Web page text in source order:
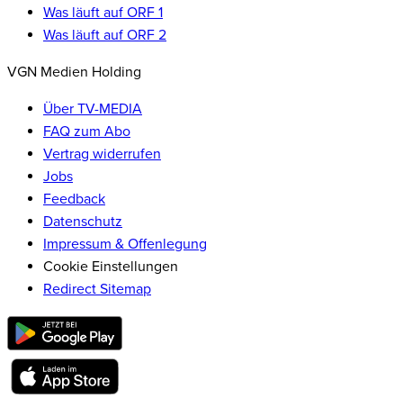
Was läuft auf ORF 1
Was läuft auf ORF 2
VGN Medien Holding
Über TV-MEDIA
FAQ zum Abo
Vertrag widerrufen
Jobs
Feedback
Datenschutz
Impressum & Offenlegung
Cookie Einstellungen
Redirect Sitemap